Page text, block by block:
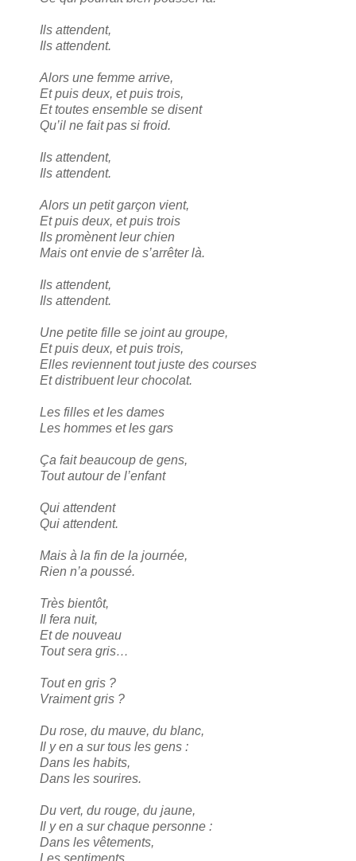
Ils attendent,
Ils attendent.
Alors une femme arrive,
Et puis deux, et puis trois,
Et toutes ensemble se disent
Qu’il ne fait pas si froid.
Ils attendent,
Ils attendent.
Alors un petit garçon vient,
Et puis deux, et puis trois
Ils promènent leur chien
Mais ont envie de s’arrêter là.
Ils attendent,
Ils attendent.
Une petite fille se joint au groupe,
Et puis deux, et puis trois,
Elles reviennent tout juste des courses
Et distribuent leur chocolat.
Les filles et les dames
Les hommes et les gars
Ça fait beaucoup de gens,
Tout autour de l’enfant
Qui attendent
Qui attendent.
Mais à la fin de la journée,
Rien n’a poussé.
Très bientôt,
Il fera nuit,
Et de nouveau
Tout sera gris…
Tout en gris ?
Vraiment gris ?
Du rose, du mauve, du blanc,
Il y en a sur tous les gens :
Dans les habits,
Dans les sourires.
Du vert, du rouge, du jaune,
Il y en a sur chaque personne :
Dans les vêtements,